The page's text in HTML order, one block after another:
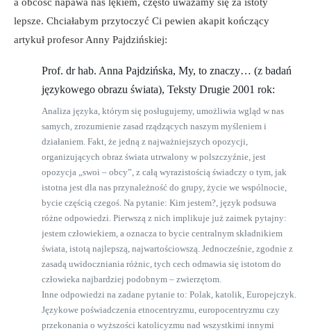
lepsze. Chciałabym przytoczyć Ci pewien akapit kończący
artykuł profesor Anny Pajdzińskiej:
Prof. dr hab. Anna Pajdzińska, My, to znaczy… (z badań
językowego obrazu świata), Teksty Drugie 2001 rok:
Analiza języka, którym się posługujemy, umożliwia wgląd w nas
samych, zrozumienie zasad rządzących naszym myśleniem i
działaniem. Fakt, że jedną z najważniejszych opozycji,
organizujących obraz świata utrwalony w polszczyźnie, jest
opozycja „swoi – obcy”, z całą wyrazistością świadczy o tym, jak
istotna jest dla nas przynależność do grupy, życie we wspólnocie,
bycie częścią czegoś. Na pytanie: Kim jestem?, język podsuwa
różne odpowiedzi. Pierwszą z nich implikuje już zaimek pytajny:
jestem człowiekiem, a oznacza to bycie centralnym składnikiem
świata, istotą najlepszą, najwartościowszą. Jednocześnie, zgodnie z
zasadą uwidoczniania różnic, tych cech odmawia się istotom do
człowieka najbardziej podobnym – zwierzętom.
Inne odpowiedzi na zadane pytanie to: Polak, katolik, Europejczyk.
Językowe poświadczenia etnocentryzmu, europocentryzmu czy
przekonania o wyższości katolicyzmu nad wszystkimi innymi